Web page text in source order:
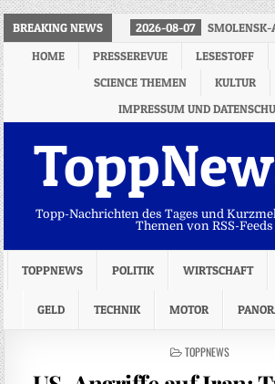
BREAKING NEWS 2026-08-07
SMOLENSK-
HOME
PRESSEREVUE LESESTOFF
SCIENCE THEMEN
KULTUR
IMPRESSUM UND
Topp-Nachrichten des Tages und
Themen von RSS-Feeds
TOPPNEWS POLITIK WIRTSCHAFT
GELD TECHNIK MOTOR
POSTED
TOPPNEWS